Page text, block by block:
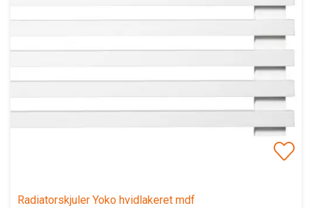
Radiatorskjuler Yoko hvidlakeret mdf